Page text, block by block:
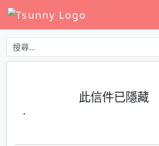
此信件已隱藏
·